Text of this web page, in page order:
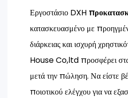
Εργοστάσιο DXH
κατασκευασμένο με
διάρκειας και ισχυρή
House Co,ltd προσφέρει
μετά την πώληση. Να είστε
ποιοτικού ελέγχου για να